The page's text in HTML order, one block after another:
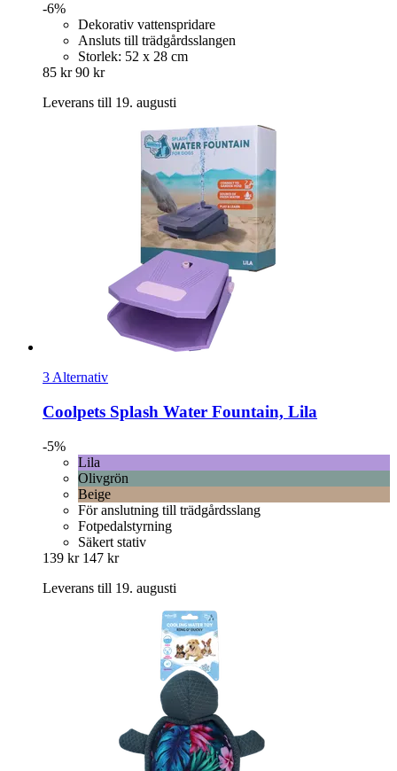
-6%
Dekorativ vattenspridare
Ansluts till trädgårdsslangen
Storlek: 52 x 28 cm
85 kr 90 kr
Leverans till 19. augusti
3 Alternativ
Coolpets Splash Water Fountain, Lila
-5%
Lila
Olivgrön
Beige
För anslutning till trädgårdsslang
Fotpedalstyrning
Säkert stativ
139 kr 147 kr
Leverans till 19. augusti